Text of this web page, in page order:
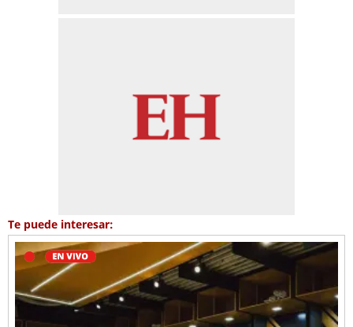
Te puede interesar: